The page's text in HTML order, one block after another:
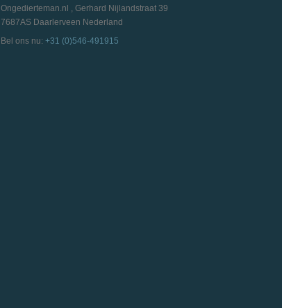
Ongedierteman.nl , Gerhard Nijlandstraat 39
7687AS Daarlerveen Nederland
Bel ons nu: +31 (0)546-491915